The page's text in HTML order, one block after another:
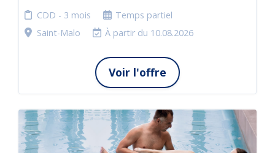
CDD - 3 mois
Temps partiel
Saint-Malo
À partir du 10.08.2026
Voir l'offre